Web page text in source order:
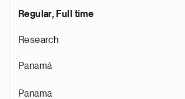
Regular, Full time
Research
Panamá
Panama